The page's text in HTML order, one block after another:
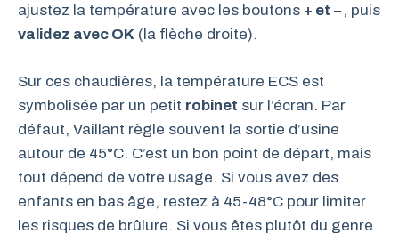
ajustez la température avec les boutons + et −, puis
validez avec OK (la flèche droite).
Sur ces chaudières, la température ECS est
symbolisée par un petit robinet sur l’écran. Par
défaut, Vaillant règle souvent la sortie d’usine
autour de 45°C. C’est un bon point de départ, mais
tout dépend de votre usage. Si vous avez des
enfants en bas âge, restez à 45-48°C pour limiter
les risques de brûlure. Si vous êtes plutôt du genre